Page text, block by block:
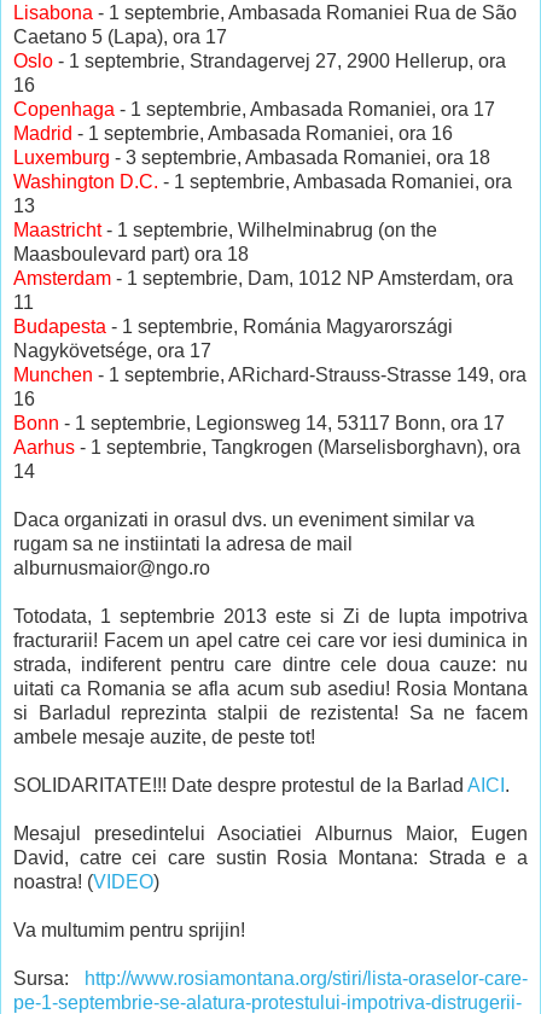
Lisabona - 1 septembrie, Ambasada Romaniei Rua de São
Caetano 5 (Lapa), ora 17
Oslo - 1 septembrie, Strandagervej 27, 2900 Hellerup, ora
16
Copenhaga - 1 septembrie, Ambasada Romaniei, ora 17
Madrid - 1 septembrie, Ambasada Romaniei, ora 16
Luxemburg - 3 septembrie, Ambasada Romaniei, ora 18
Washington D.C. - 1 septembrie, Ambasada Romaniei, ora
13
Maastricht- 1 septembrie, Wilhelminabrug (on the
Maasboulevard part) ora 18
Amsterdam - 1 septembrie, Dam, 1012 NP Amsterdam, ora
11
Budapesta - 1 septembrie, Románia Magyarországi
Nagykövetsége, ora 17
Munchen - 1 septembrie, ARichard-Strauss-Strasse 149, ora
16
Bonn - 1 septembrie, Legionsweg 14, 53117 Bonn, ora 17
Aarhus - 1 septembrie, Tangkrogen (Marselisborghavn), ora
14
Daca organizati in orasul dvs. un eveniment similar va
rugam sa ne instiintati la adresa de mail
alburnusmaior@ngo.ro
Totodata, 1 septembrie 2013 este si Zi de lupta impotriva
fracturarii! Facem un apel catre cei care vor iesi duminica in
strada, indiferent pentru care dintre cele doua cauze: nu
uitati ca Romania se afla acum sub asediu! Rosia Montana
si Barladul reprezinta stalpii de rezistenta! Sa ne facem
ambele mesaje auzite, de peste tot!
SOLIDARITATE!!! Date despre protestul de la Barlad AICI .
Mesajul presedintelui Asociatiei Alburnus Maior, Eugen
David, catre cei care sustin Rosia Montana: Strada e a
noastra! (VIDEO)
Va multumim pentru sprijin!
Sursa:
http://www.rosiamontana.org/stiri/lista-oraselor-care-
pe-1-septembrie-se-alatura-protestului-impotriva-distrugerii-